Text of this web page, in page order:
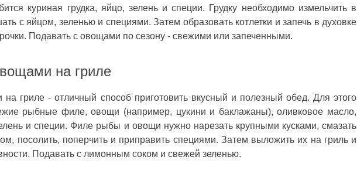
куриная грудка, яйцо, зелень и специи. Грудку необходимо измельчить в
с яйцом, зеленью и специями. Затем образовать котлетки и запечь в духовке
Подавать с овощами по сезону - свежими или запеченными.
на гриле
гриле - отличный способ приготовить вкусный и полезный обед. Для этого
рыбные филе, овощи (например, цукини и баклажаны), оливковое масло,
и специи. Филе рыбы и овощи нужно нарезать крупными кусками, смазать
посолить, поперчить и приправить специями. Затем выложить их на гриль и
Подавать с лимонным соком и свежей зеленью.